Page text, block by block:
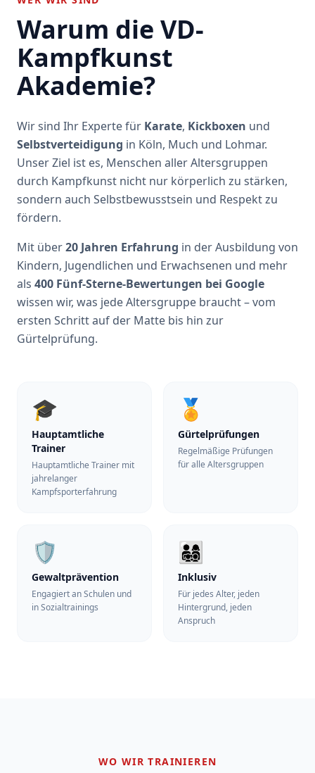
Warum die VD-
Kampfkunst
Akademie?
Wir sind Ihr Experte für Karate, Kickboxen und
Selbstverteidigung in Köln, Much und Lohmar.
Unser Ziel ist es, Menschen aller Altersgruppen
durch Kampfkunst nicht nur körperlich zu stärken,
sondern auch Selbstbewusstsein und Respekt zu
fördern.
Mit über20 Jahren Erfahrung in der Ausbildung von
Kindern, Jugendlichen und Erwachsenen und mehr
als 400 Fünf-Sterne-Bewertungen bei Google
wissen wir, was jede Altersgruppe braucht – vom
ersten Schritt auf der Matte bis hin zur
Gürtelprüfung.
🎓
Hauptamtliche
Trainer
Hauptamtliche Trainer mit
jahrelanger
Kampfsporterfahrung
🏅
Gürtelprüfungen
Regelmäßige Prüfungen
für alle Altersgruppen
🛡️
Gewaltprävention
Engagiert an Schulen und
in Sozialtrainings
👨‍👩‍👧‍👦
Inklusiv
Für jedes Alter, jeden
Hintergrund, jeden
Anspruch
WO WIR TRAINIEREN